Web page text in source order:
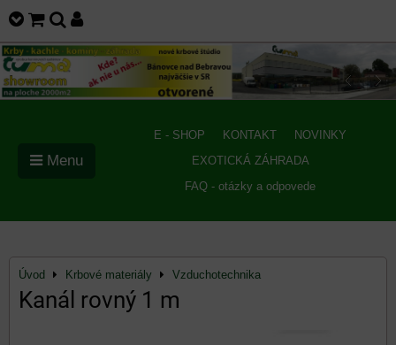
E - SHOP KONTAKT
NOVINKY
EXOTICKÁ ZÁHRADA
FAQ - otázky a odpovede
Menu
Úvod Krbové materiály Vzduchotechnika
Kanál rovný 1 m